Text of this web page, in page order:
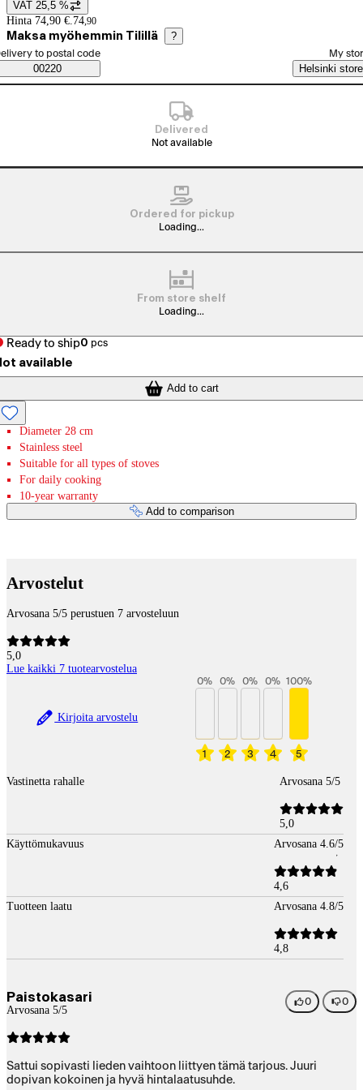
Price details
VAT 25,5 %
Hinta 74,90 €. 74,90
Maksa myöhemmin Tilillä ?
Saatavuustiedot
order method
to postal code
00220
My
Helsinki store
Delivered
Not available
Ordered for pickup
Loading...
From store shelf
Loading...
Ready to ship0 pcs
available
Add to cart
Diameter 28 cm
Stainless steel
Suitable for all types of stoves
For daily cooking
10-year warranty
Add to comparison
Arvostelut
Arvosana 5/5 perustuen 7 arvosteluun
5,0
Lue kaikki 7 tuotearvostelua
Kirjoita arvostelu
1
0%
2
0%
3
0%
4
0%
5
100%
Vastinetta rahalle Arvosana 5/5
5,0
Käyttömukavuus
Arvosana 4.6/5
4,6
Tuotteen laatu
Arvosana 4.8/5
4,8
Paistokasari
Arvosana 5/5
0 0
Sattui sopivasti lieden vaihtoon liittyen tämä tarjous. Juuri
dopivan kokoinen ja hyvä hintalaatusuhde.